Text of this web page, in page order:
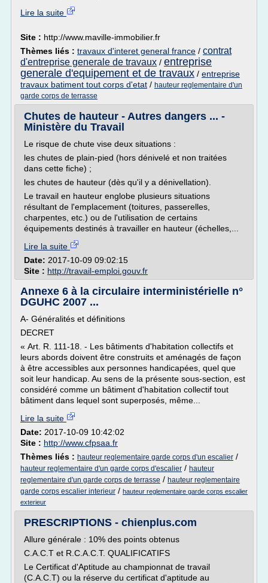
Lire la suite
Site : http://www.maville-immobilier.fr
Thèmes liés : travaux d'interet general france / contrat
d'entreprise generale de travaux / entreprise
generale d'equipement et de travaux / entreprise
travaux batiment tout corps d'etat / hauteur reglementaire d'un
garde corps de terrasse
Chutes de hauteur - Autres dangers ... -
Ministère du Travail
Le risque de chute vise deux situations :
les chutes de plain-pied (hors dénivelé et non traitées
dans cette fiche) ;
les chutes de hauteur (dès qu'il y a dénivellation).
Le travail en hauteur englobe plusieurs situations
résultant de l'emplacement (toitures, passerelles,
charpentes, etc.) ou de l'utilisation de certains
équipements destinés à travailler en hauteur (échelles,...
Lire la suite
Date: 2017-10-09 09:02:15
Site : http://travail-emploi.gouv.fr
Annexe 6 à la circulaire interministérielle n°
DGUHC 2007 ...
A- Généralités et définitions
DECRET
« Art. R. 111-18. - Les bâtiments d'habitation collectifs et
leurs abords doivent être construits et aménagés de façon
à être accessibles aux personnes handicapées, quel que
soit leur handicap. Au sens de la présente sous-section, est
considéré comme un bâtiment d'habitation collectif tout
bâtiment dans lequel sont superposés, même...
Lire la suite
Date: 2017-10-09 10:42:02
Site : http://www.cfpsaa.fr
Thèmes liés : hauteur reglementaire garde corps d'un escalier /
hauteur reglementaire d'un garde corps d'escalier / hauteur
reglementaire d'un garde corps de terrasse / hauteur reglementaire
garde corps escalier interieur / hauteur reglementaire garde corps escalier
exterieur
PRESCRIPTIONS - chienplus.com
Allure générale : 10% des points obtenus
C.A.C.T et R.C.A.C.T. QUALIFICATIFS
Le Certificat d'Aptitude au championnat de travail
(C.A.C.T) ou la réserve du certificat d'aptitude au